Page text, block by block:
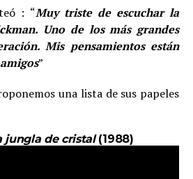
: “Muy triste de escuchar la
Uno de los más grandes
Mis pensamientos están
”
una lista de sus papeles
jungla de cristal(1988)